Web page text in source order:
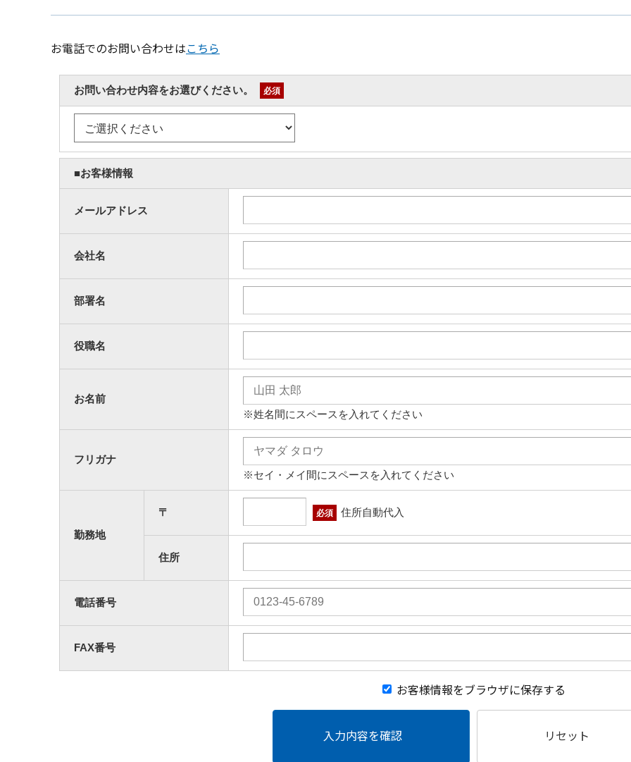
お電話でのお問い合わせはこちら
お問い合わせ内容をお選びください。 必須
■お客様情報
メールアドレス
会社名
部署名
役職名
お名前
※姓名間にスペースを入れてください
フリガナ
※セイ・メイ間にスペースを入れてください
勤務地
〒 必須 住所自動代入
住所
電話番号
FAX番号
お客様情報をブラウザに保存する
入力内容を確認 リセット